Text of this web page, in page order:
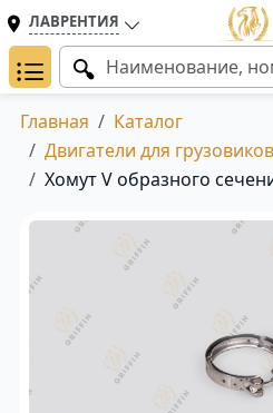
ЛАВРЕНТИЯ
Главная
Каталог
Двигатели для
Хомут V образного